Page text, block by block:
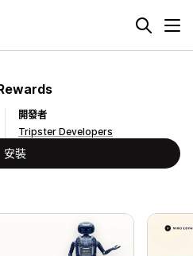
開發者
Tripster Developers
安裝